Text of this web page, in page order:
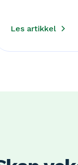
Les artikkel